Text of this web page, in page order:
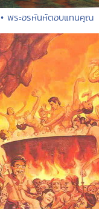
• พระอรหันห์ตอบแทนคุณ